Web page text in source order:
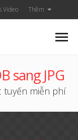
Video Thêm
sang JPG
tuyến miễn phí